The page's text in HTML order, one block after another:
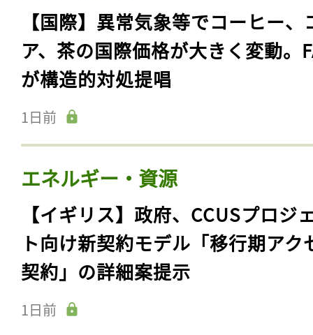
【国際】異常気象等でコーヒー、
ア、茶の国際価格が大きく変動。
が構造的対処提唱
1日前
エネルギー・資源
【イギリス】政府、CCUSプロジ
ト向け新契約モデル「移行期アク
契約」の詳細案提示
1日前